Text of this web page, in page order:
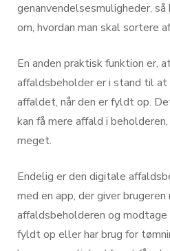
genanvendelsesmuligheder,
om, hvordan man skal sortere
En anden praktisk funktion er,
affaldsbeholder er i stand til
affaldet, når den er fyldt op.
kan få mere affald i
meget.
Endelig er den digitale
med en app, der giver
affaldsbeholderen og modtage
fyldt op eller har brug for